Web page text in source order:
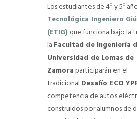
Los estudiantes de 4º y 5º
Tecnológica Ingeniero
(ETIG) que funciona bajo la
la Facultad de Ingeniería
Universidad de Lomas de
Zamoraparticiparán en el
tradicional Desafío ECO
competencia de autos
construidos por alumnos de